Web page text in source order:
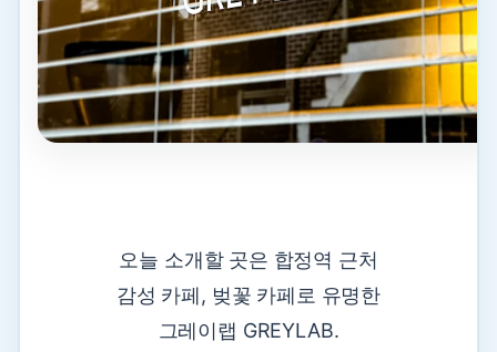
오늘 소개할 곳은 합정역 근처
감성 카페, 벚꽃 카페로 유명한
그레이랩 GREYLAB.